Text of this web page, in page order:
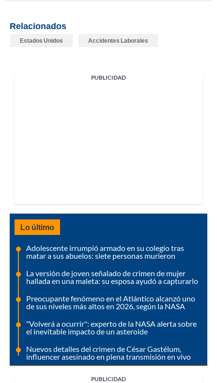
Relacionados
Estados Unidos Accidentes Laborales
PUBLICIDAD
Lo último
Adolescente irrumpió armado en su colegio tras
matar a sus abuelos: siete personas murieron
La versión de joven señalado de crimen de mujer
hallada en una maleta: su esposa ayudó a capturarlo
Preocupante fenómeno en el Atlántico alcanzó uno
de sus niveles más altos en 2026, según la NASA
"Volverá a ocurrir": experto de la NASA alerta sobre
el inevitable impacto de un asteroide
Nuevos detalles del crimen de César Gastélum,
influencer asesinado en plena transmisión en vivo
PUBLICIDAD